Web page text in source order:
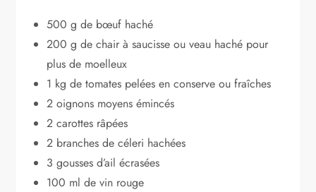
500 g de bœuf haché
200 g de chair à saucisse ou veau haché pour
plus de moelleux
1 kg de tomates pelées en conserve ou fraîches
2 oignons moyens émincés
2 carottes râpées
2 branches de céleri hachées
3 gousses d’ail écrasées
100 ml de vin rouge